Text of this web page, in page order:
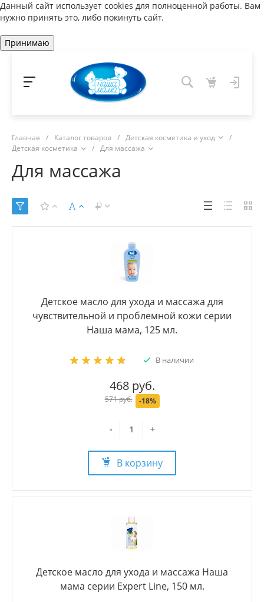
Данный сайт использует cookies для полноценной работы. Вам
нужно принять это, либо покинуть сайт.
Принимаю
Главная / Каталог товаров / Детская косметика и уход
/
Детская косметика
/ Для массажа
Для массажа
Детское масло для ухода и массажа для
чувствительной и проблемной кожи серии
Наша мама, 125 мл.
В наличии
468 руб.
571 руб. -18%
- +
В корзину
Детское масло для ухода и массажа Наша
мама серии Expert Line, 150 мл.